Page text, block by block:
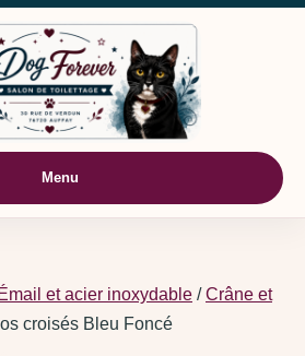
Menu
Émail et acier inoxydable /Crâne et
croisés Bleu Foncé